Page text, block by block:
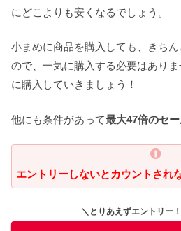
にどこよりも安くなるでしょう。
小まめに商品を購入しても、きち
ので、一気に購入する必要はあり
に購入していきましょう！
他にも条件があって最大47倍のセ
エントリーしないとカウントされ
＼とりあえずエントリー